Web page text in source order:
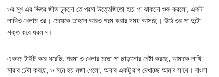
ওর মুখ এর ভিতর জীভ ঢুকনো তে পরমা উত্তেজিতো হয়ে পা ঝাকনো শুরু করলো, একটা
লাথিও খেলাম ওর। মেয়েকে তাহলে আরও গরম করার সময় আসছে। উঠে ওর পা দুটো
শক্ত করে ধরলাম।
একদম টাইট করে ধরেছি, পরমা ও খেলার মতো পা ছাড়ানোর চেষ্টা করছে, আমাকে লাথি
মারার চেষ্টা করছে, ও মনে হয় মজা পেলো, আবার একটু রাগ দেখাচ্ছে আমার সাথে। বাংলা